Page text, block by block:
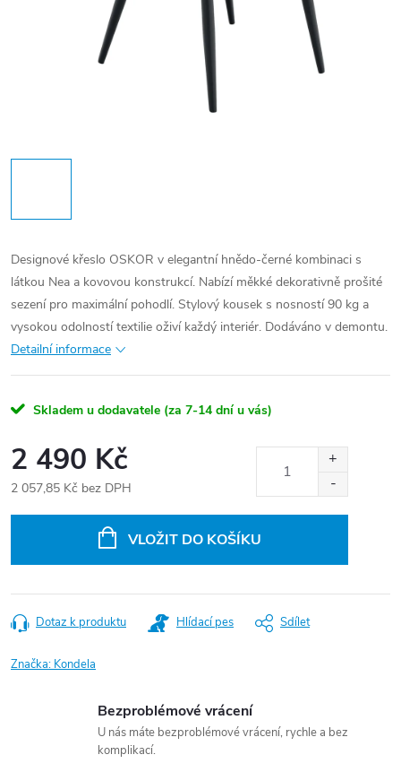
Designové křeslo OSKOR v elegantní hnědo-černé kombinaci s
látkou Nea a kovovou konstrukcí. Nabízí měkké dekorativně prošité
sezení pro maximální pohodlí. Stylový kousek s nosností 90 kg a
vysokou odolností textilie oživí každý interiér. Dodáváno v demontu.
Detailní informace
Skladem u dodavatele (za 7-14 dní u vás)
2 490 Kč
2 057,85 Kč bez DPH
VLOŽIT DO KOŠÍKU
Dotaz k produktu Hlídací pes Sdílet
Značka: Kondela
Bezproblémové vrácení
U nás máte bezproblémové vrácení, rychle a bez
komplikací.